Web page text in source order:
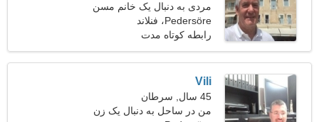
مردی به دنبال یک خانم مسن
Pedersöre، فنلاند
رابطه کوتاه مدت
Vili
45 سال, سرطان
من در ساحل به دنبال یک زن